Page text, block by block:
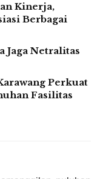
Kinerja,
Berbagai
Jaga Netralitas
Perkuat
Fasilitas